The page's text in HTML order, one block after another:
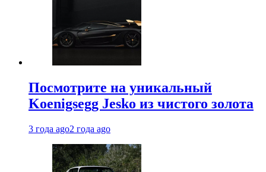
Посмотрите на уникальный
Koenigsegg Jesko из чистого золота
3 года ago2 года ago